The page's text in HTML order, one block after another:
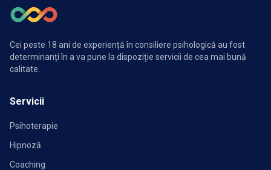
Cei peste 18 ani de experiență în consiliere psihologică au fost
determinanți în a va pune la dispoziție servicii de cea mai bună
calitate.
Servicii
Psihoterapie
Hipnoză
Coaching